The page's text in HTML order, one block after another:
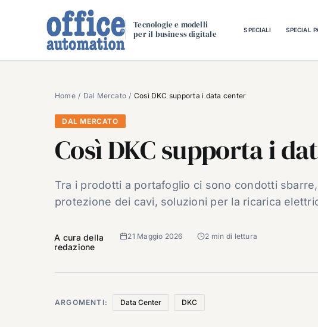
Tecnologie e modelli
per il business digitale
SPECIALI SPECIAL
Home Dal Mercato Così DKC supporta i data center
DAL MERCATO
Così DKC supporta i
Tra i prodotti a portafoglio ci sono condotti
protezione dei cavi, soluzioni per la ricarica
A cura della
redazione
21 Maggio 2026 2 min di lettura
ARGOMENTI: Data Center DKC